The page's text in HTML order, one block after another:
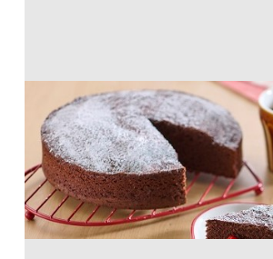
ガトーショコラ
ホットケーキミックス